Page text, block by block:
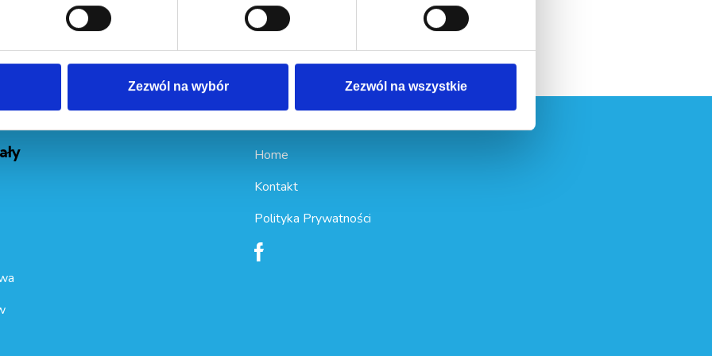
Zezwól na wybór Zezwól na wszystkie
Wyrażam zgodę na przetwarzanie i przechowywanie moich danych
Home
Kontakt
Polityka Prywatności